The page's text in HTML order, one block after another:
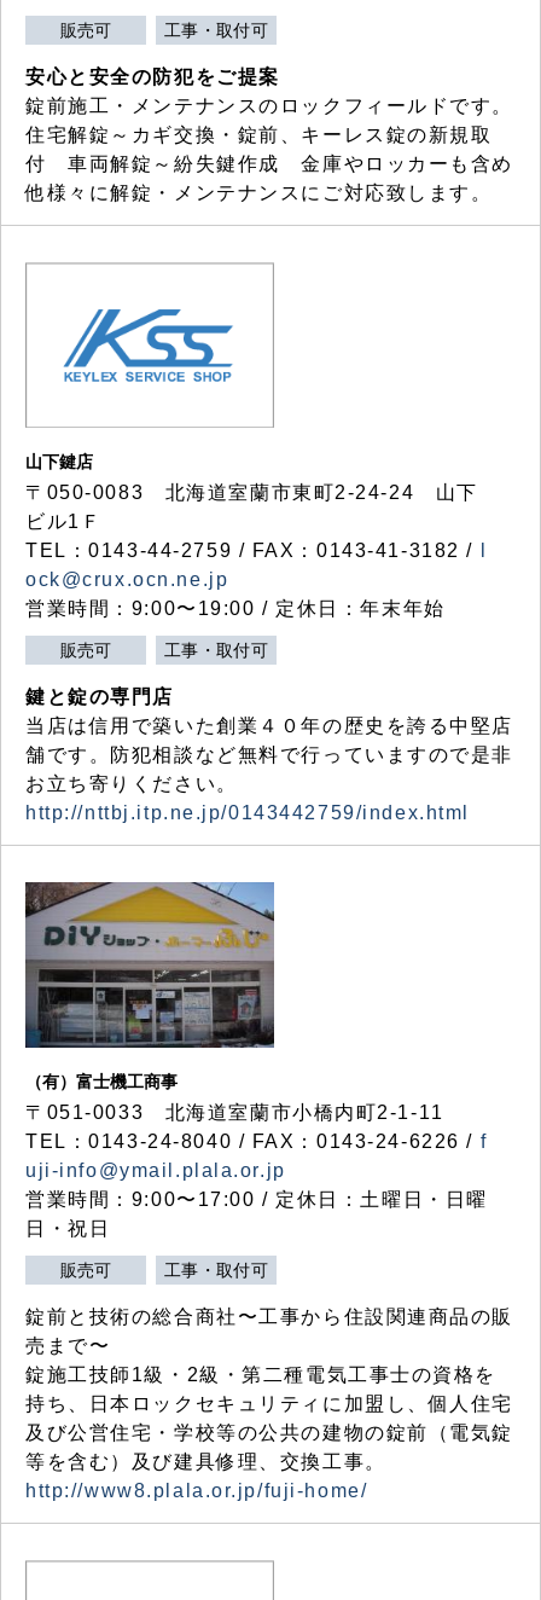
販売可 工事・取付可
安心と安全の防犯をご提案
錠前施工・メンテナンスのロックフィールドです。
住宅解錠～カギ交換・錠前、キーレス錠の新規取
付 車両解錠～紛失鍵作成 金庫やロッカーも含め
他様々に解錠・メンテナンスにご対応致します。
山下鍵店
〒050-0083 北海道室蘭市東町2-24-24 山下
ビル1Ｆ
TEL：0143-44-2759 / FAX：0143-41-3182 /
ock@crux.ocn.ne.jp
営業時間：9:00〜19:00 / 定休日：年末年始
販売可 工事・取付可
鍵と錠の専門店
当店は信用で築いた創業４０年の歴史を誇る中堅店
舗です。防犯相談など無料で行っていますので是非
お立ち寄りください。
http://nttbj.itp.ne.jp/0143442759/index.html
（有）富士機工商事
〒051-0033 北海道室蘭市小橋内町2-1-11
TEL：0143-24-8040 / FAX：0143-24-6226 / f
uji-info@ymail.plala.or.jp
営業時間：9:00〜17:00 / 定休日：土曜日・日曜
日・祝日
販売可 工事・取付可
錠前と技術の総合商社〜工事から住設関連商品の販
売まで〜
錠施工技師1級・2級・第二種電気工事士の資格を
持ち、日本ロックセキュリティに加盟し、個人住宅
及び公営住宅・学校等の公共の建物の錠前（電気錠
等を含む）及び建具修理、交換工事。
http://www8.plala.or.jp/fuji-home/